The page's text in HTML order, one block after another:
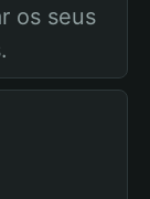
os seus